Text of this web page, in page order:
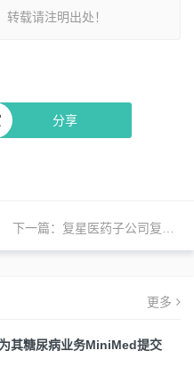
载请注明出处！
分享
下一篇： 复星医药子公司复宏汉霖将赴港上市
更多
其糖尿病业务MiniMed提交